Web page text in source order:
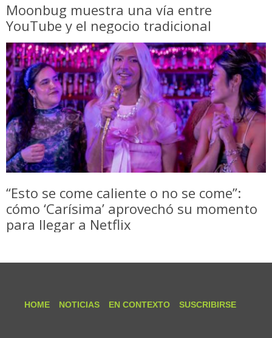
Moonbug muestra una vía entre
YouTube y el negocio tradicional
“Esto se come caliente o no se come”:
cómo ‘Carísima’ aprovechó su momento
para llegar a Netflix
HOME NOTICIAS EN CONTEXTO SUSCRIBIRSE